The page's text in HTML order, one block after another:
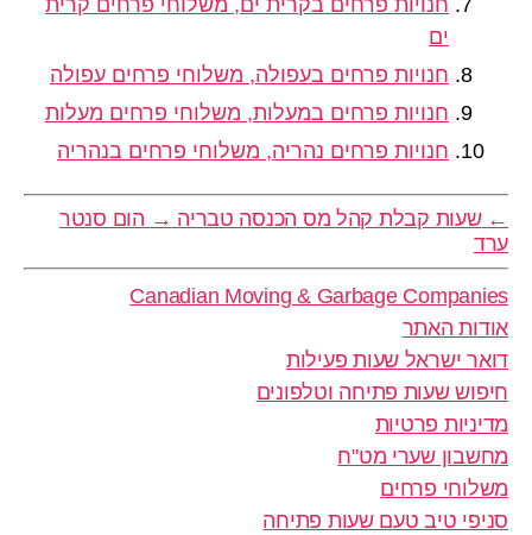
ים
חנויות פרחים בעפולה, משלוחי פרחים עפולה
חנויות פרחים במעלות, משלוחי פרחים מעלות
חנויות פרחים נהריה, משלוחי פרחים בנהריה
← שעות קבלת קהל מס הכנסה טבריה → הום סנטר
ערד
Canadian Moving & Garbage Companies
אודות האתר
דואר ישראל שעות פעילות
חיפוש שעות פתיחה וטלפונים
מדיניות פרטיות
מחשבון שערי מט"ח
משלוחי פרחים
סניפי טיב טעם שעות פתיחה